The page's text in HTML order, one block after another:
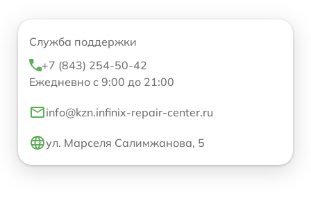
Служба поддержки
+7 (843) 254-50-42
Ежедневно с 9:00 до 21:00
info@kzn.infinix-repair-center.ru
ул. Марселя Салимжанова, 5